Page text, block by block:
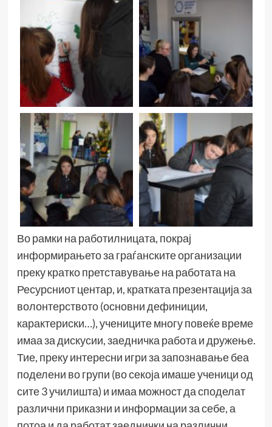
Во рамки на работилницата, покрај
информирањето за граѓанските организации
преку кратко претставување на работата на
Ресурсниот центар, и, кратката презентација за
волонтерството (основни дефиниции,
карактериски…), учениците многу повеќе време
имаа за дискусии, заедничка работа и дружење.
Тие, преку интересни игри за запознавање беа
поделени во групи (во секоја имаше ученици од
сите 3 училишта) и имаа можност да споделат
различни приказни и информации за себе, а